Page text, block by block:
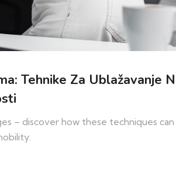
Tehnike Za Ublažavanje
– discover how these techniques